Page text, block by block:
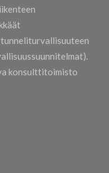
konsulttitoimisto